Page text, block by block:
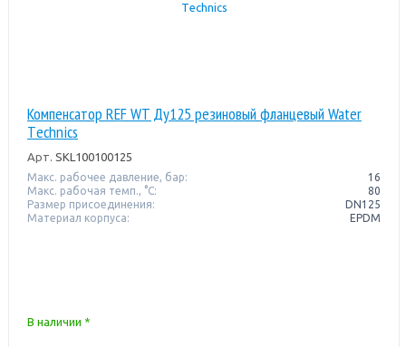
Компенсатор REF WT Ду125 резиновый фланцевый Water
Тechnics
Арт. SKL100100125
Макс. рабочее давление, бар:
16
Макс. рабочая темп., °С:
80
Размер присоединения:
DN125
Материал корпуса:
EPDM
В наличии *